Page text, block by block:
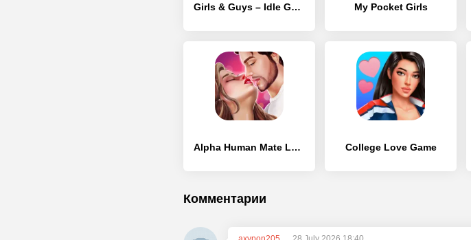
Girls & Guys – Idle Game My Pocket Girls
Alpha Human Mate Love Story Game for Girls College Love Game
Комментарии